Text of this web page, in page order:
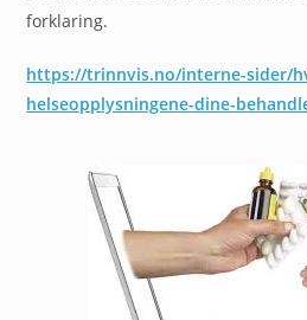
forklaring.
https://trinnvis.no/interne-sider/
helseopplysningene-dine-